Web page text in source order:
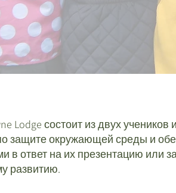
Lodge состоит из двух
защите окружающей среды и
в ответ на их презентацию или
развитию.